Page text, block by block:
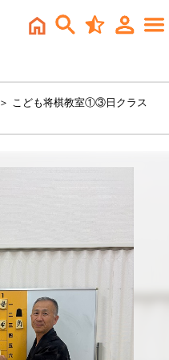
＞ こども将棋教室①③日クラス